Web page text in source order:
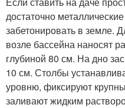
достаточно
забетонировать в земле.
возле бассейна наносят
глубиной 80 см. На дно
10 см. Столбы
уровню, фиксируют
заливают жидким